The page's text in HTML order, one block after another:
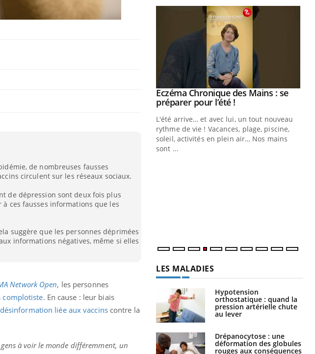
de nombreuses fausses
circulent sur les réseaux sociaux.
de dépression sont deux fois plus
ces fausses informations que les
suggère que les personnes déprimées
informations négatives, même si elles
Network Open, les personnes
complotiste. En cause : leur biais
liée aux vaccinscontre la
à voir le monde différemment, un
Youtube
Eczéma Chronique des Mains : se
préparer pour l’été !Youtube
L'été arrive… et avec lui, un tout nouveau
rythme de vie ! Vacances, plage, piscine,
soleil, activités en plein air… Nos mains
sont ...
LES MALADIES
Hypotension
orthostatique : quand la
pression artérielle chute
au lever
Drépanocytose : une
déformation des globules
rouges aux conséquences